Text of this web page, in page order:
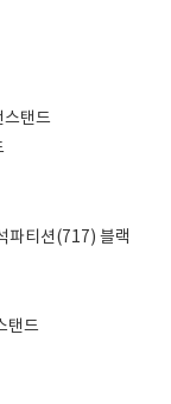
스탠드
파티션(717) 블랙
탠드